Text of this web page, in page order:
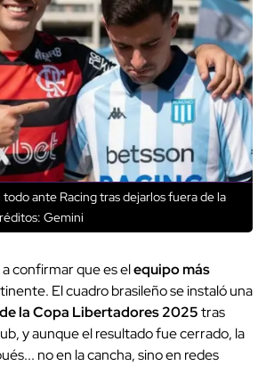
ante Racing tras dejarlos fuera de la
Gemini
confirmar que es elequipo más
El cuadro brasileño se instaló una
la Copa Libertadores 2025tras
y aunque el resultado fue cerrado, la
no en la cancha, sino en redes